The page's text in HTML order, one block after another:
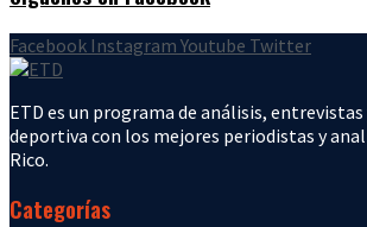
Facebook Instagram Youtube Twitter
ETD es un programa de análisis, entrevistas
deportiva con los mejores periodistas y
Rico.
Categorías